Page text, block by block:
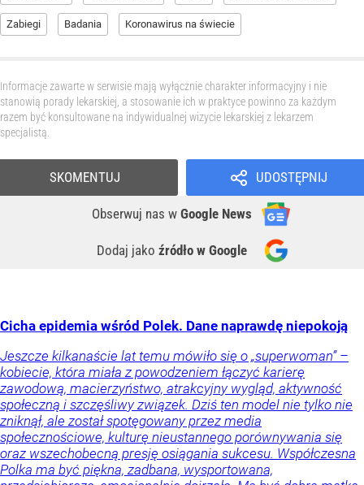
Zabiegi Badania Koronawirus na świecie
Informacje zawarte w serwisie mają wyłącznie charakter informacyjny i nie
stanowią porady lekarskiej, a stosowanie ich w praktyce powinno za każdym
razem być konsultowane na indywidualnej wizycie lekarskiej z lekarzem
specjalistą.
UDOSTĘPNIJ
Obserwuj nas w Google News
Dodaj jako źródło w Google
SKOMENTUJ
Cicha epidemia wśród Polek. Dane naprawdę niepokoją
Jeszcze kilkanaście lat temu mówiło się o „superwoman” –
kobiecie, która miała z powodzeniem łączyć karierę
zawodową, macierzyństwo, atrakcyjny wygląd, aktywność
społeczną i szczęśliwy związek. Dziś ten model nie tylko nie
zniknął, ale został spotęgowany przez media
społecznościowe, kulturę nieustannego porównywania się
oraz wszechobecną presję osiągania sukcesu. Współczesna
Polka ma być piękna, zadbana, wysportowana,